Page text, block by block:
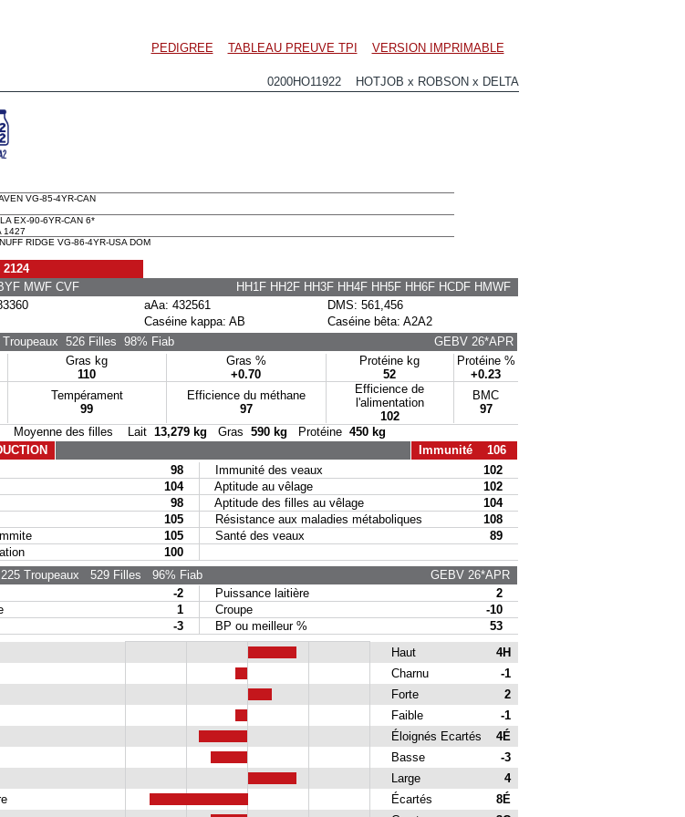
PEDIGREE TABLEAU PREUVE TPI VERSION IMPRIMABLE
0200HO11922 HOTJOB x ROBSON x DELTA
VG-85-4YR-CAN
EX-90-6YR-CAN 6*
1427
RIDGE VG-86-4YR-USA DOM
MWF CVF
HH1F HH2F HH3F HH4F HH5F HH6F HCDF HMWF
aAa: 432561
DMS: 561,456
Caséine kappa: AB
Caséine bêta: A2A2
526 Filles 98% Fiab
GEBV 26*APR
Gras kg
110
Gras %
+0.70
Protéine kg
52
Protéine %
+0.23
Tempérament
99
Efficience du méthane
97
Efficience de
l'alimentation
102
BMC
97
Moyenne des filles Lait 13,279 kg Gras 590 kg Protéine 450 kg
Immunité 106
98 Immunité des veaux
102
104 Aptitude au vêlage
102
98 Aptitude des filles au vêlage
104
105 Résistance aux maladies métaboliques
108
105 Santé des veaux
89
100
225 Troupeaux 529 Filles 96% Fiab
GEBV 26*APR
-2 Puissance laitière
2
1 Croupe
-10
-3 BP ou meilleur %
53
Haut
4H
Charnu
-1
Forte
2
Faible
-1
Éloignés Ecartés
4É
Basse
-3
Large
4
Écartés
8É